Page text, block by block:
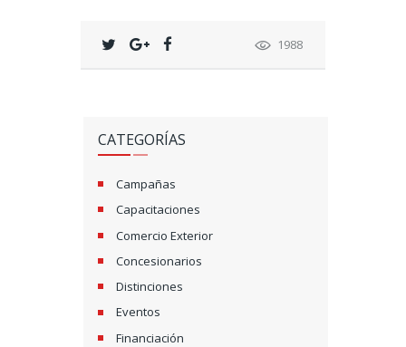
1988
CATEGORÍAS
Campañas
Capacitaciones
Comercio Exterior
Concesionarios
Distinciones
Eventos
Financiación